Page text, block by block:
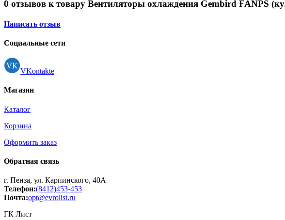
Принтеры, копиры, МФУ
Оборудование банковское
0 отзывов к товару Вентиляторы охлаждения Gembird FANPS
Написать отзыв
Социальные сети
VKontakte
Магазин
Каталог
Корзина
Оформить заказ
Обратная связь
г. Пенза, ул. Карпинского, 40А
Телефон:(8412)453-453
Почта:opt@evrolist.ru
ГК Лист